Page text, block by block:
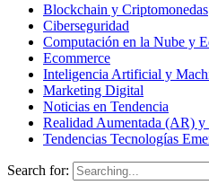
Blockchain y Criptomonedas
Ciberseguridad​
Computación en la Nube y
Ecommerce
Inteligencia Artificial y
Marketing Digital
Noticias en Tendencia
Realidad Aumentada (AR)
Tendencias Tecnologías
Search for: